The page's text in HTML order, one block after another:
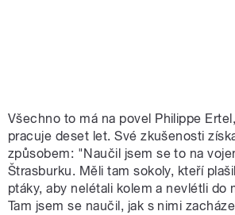
Všechno to má na povel Philippe
pracuje deset let. Své zkušenosti
způsobem: "Naučil jsem se to na
Štrasburku. Měli tam sokoly, kteří
ptáky, aby nelétali kolem a nevlétli do
Tam jsem se naučil, jak s nimi